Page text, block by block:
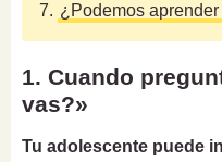
7. ¿Podemos
1. Cuando
vas?»
Tu adolescente puede